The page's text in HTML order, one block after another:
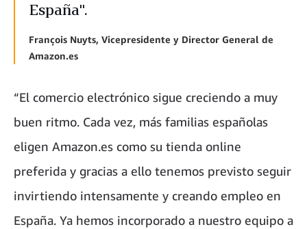
España".
François Nuyts, Vicepresidente y Director General de
Amazon.es
“El comercio electrónico sigue creciendo a muy
buen ritmo. Cada vez, más familias españolas
eligen Amazon.es como su tienda online
preferida y gracias a ello tenemos previsto seguir
invirtiendo intensamente y creando empleo en
España. Ya hemos incorporado a nuestro equipo a